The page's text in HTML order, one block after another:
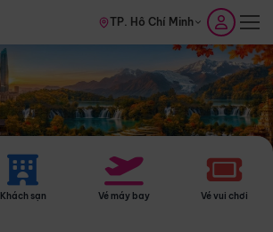
TP. Hồ Chí Minh
Khách sạn Vé máy bay Vé vui chơi